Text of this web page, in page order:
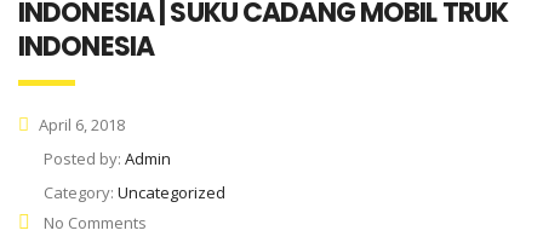
INDONESIA | SUKU CADANG MOBIL TRUK
INDONESIA
April 6, 2018
Posted by: Admin
Category: Uncategorized
No Comments